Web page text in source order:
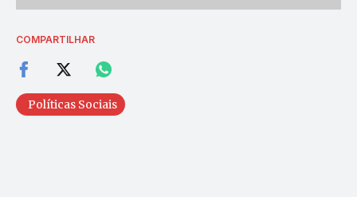
COMPARTILHAR
Políticas Sociais